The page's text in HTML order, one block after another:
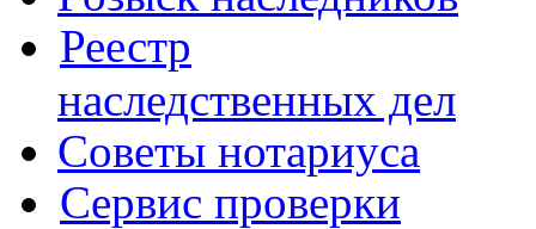
Реестр
наследственных дел
Советы нотариуса
Сервис проверки